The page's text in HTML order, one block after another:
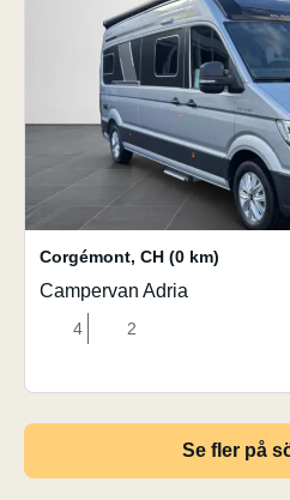
Corgémont, CH (0 km)
Campervan Adria
4 2
Se fler på